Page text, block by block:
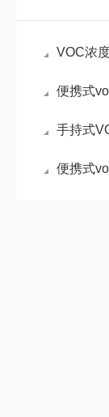
VOC浓度快速测定
便携式voc气
手持式VOC检测仪
便携式voc气体检